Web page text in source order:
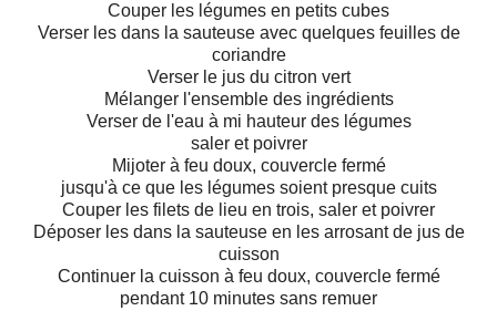
Couper les légumes en petits cubes
Verser les dans la sauteuse avec quelques feuilles de
coriandre
Verser le jus du citron vert
Mélanger l'ensemble des ingrédients
Verser de l'eau à mi hauteur des légumes
saler et poivrer
Mijoter à feu doux, couvercle fermé
jusqu'à ce que les légumes soient presque cuits
Couper les filets de lieu en trois, saler et poivrer
Déposer les dans la sauteuse en les arrosant de jus de
cuisson
Continuer la cuisson à feu doux, couvercle fermé
pendant 10 minutes sans remuer